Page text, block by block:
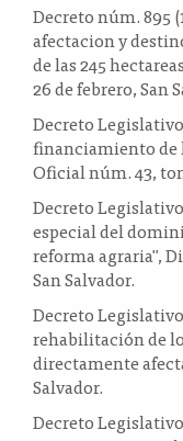
Decreto núm. 895
afectacion y
de las 245
26 de febrero, San
Decreto
financiamiento de
Oficial núm. 43,
Decreto
especial del
reforma agraria",
San Salvador.
Decreto
rehabilitación de
directamente
Salvador.
Decreto